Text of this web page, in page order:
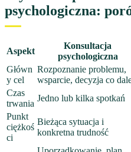
psychologiczna:
Aspekt
Konsultacja
psychologiczna
Główn
y cel
Rozpoznanie problemu,
wsparcie, decyzja co
Czas
trwania
Jedno lub kilka spotkań
Punkt
ciężkoś
ci
Bieżąca sytuacja i
konkretna trudność